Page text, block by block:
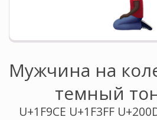
Мужчина на
темный
U+1F9CE U+1F3FF